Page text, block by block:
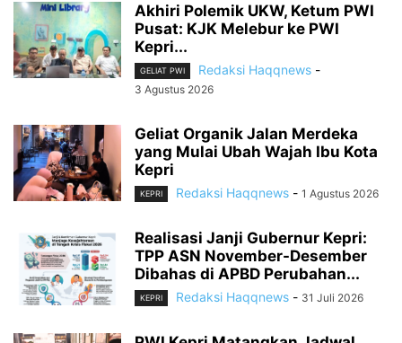
Akhiri Polemik UKW, Ketum PWI
Pusat: KJK Melebur ke PWI
Kepri...
GELIAT PWI Redaksi Haqqnews -
3 Agustus 2026
Geliat Organik Jalan Merdeka
yang Mulai Ubah Wajah Ibu Kota
Kepri
KEPRI Redaksi Haqqnews - 1 Agustus 2026
Realisasi Janji Gubernur Kepri:
TPP ASN November-Desember
Dibahas di APBD Perubahan...
KEPRI Redaksi Haqqnews - 31 Juli 2026